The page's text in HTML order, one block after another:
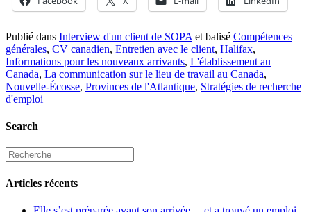
Publié dans Interview d'un client de SOPA et balisé Compétences
générales, CV canadien, Entretien avec le client, Halifax,
Informations pour les nouveaux arrivants, L'établissement au
Canada, La communication sur le lieu de travail au Canada,
Nouvelle-Écosse, Provinces de l'Atlantique, Stratégies de recherche
d'emploi
Search
Articles récents